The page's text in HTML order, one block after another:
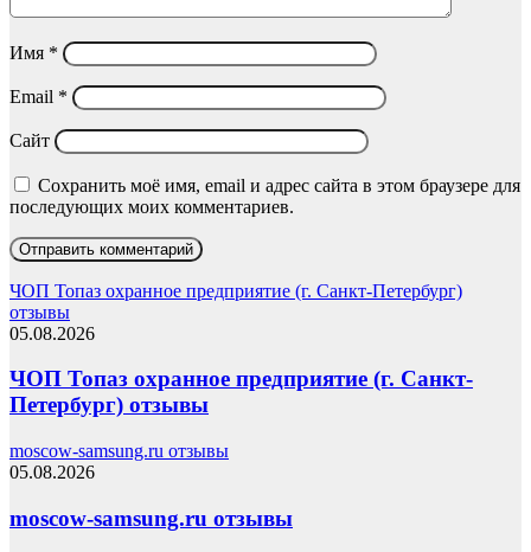
Имя *
Email *
Сайт
Сохранить моё имя, email и адрес сайта в этом браузере для
последующих моих комментариев.
ЧОП Топаз охранное предприятие (г. Санкт-Петербург)
отзывы
05.08.2026
ЧОП Топаз охранное предприятие (г. Санкт-
Петербург) отзывы
moscow-samsung.ru отзывы
05.08.2026
moscow-samsung.ru отзывы